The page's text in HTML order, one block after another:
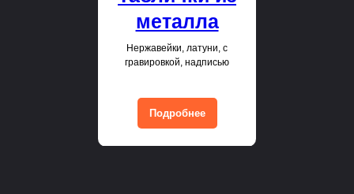
металла
Нержавейки, латуни, с
гравировкой, надписью
Подробнее